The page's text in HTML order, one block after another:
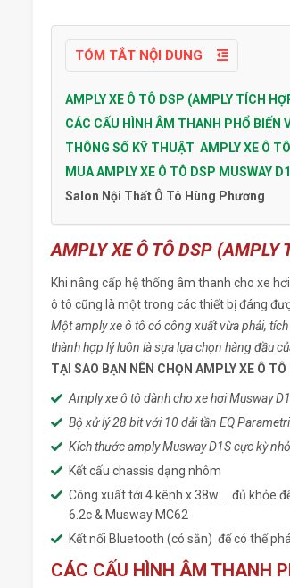
TÓM TẮT NỘI DUNG
AMPLY XE Ô TÔ DSP (AMPLY TÍCH
CÁC CẤU HÌNH ÂM THANH PHỔ BIẾN
THÔNG SỐ KỸ THUẬT AMPLY XE Ô
MUA AMPLY XE Ô TÔ DSP MUSWAY
Salon Nội Thất Ô Tô Hùng Phương
AMPLY XE Ô TÔ DSP (AMPLY
Khi nâng cấp hệ thống âm thanh cho xe
ô tô cũng là một trong các thiết bị đáng
Một amply xe ô tô có công xuất vừa phải,
thành hợp lý luôn là sựa lựa chọn hàng đầu
TẠI SAO BẠN NÊN CHỌN AMPLY XE Ô
Amply xe ô tô dành cho xe hơi Musway
Bộ xử lý 28 bit với 10 dải tần EQ
Kích thước amply Musway D1S cực kỳ
Kết cấu chassis dạng nhôm
Công xuất tới 4 kênh x 38w … đủ khỏe
6.2c & Musway MC62
Kết nối Bluetooth (có sẵn) để có thể
CÁC CẤU HÌNH ÂM THANH